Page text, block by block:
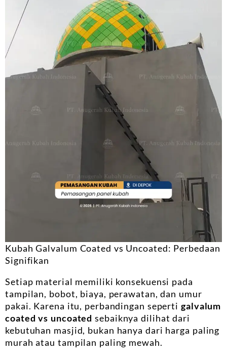
Kubah Galvalum Coated vs Uncoated: Perbedaan
Signifikan
Setiap material memiliki konsekuensi pada
tampilan, bobot, biaya, perawatan, dan umur
pakai. Karena itu, perbandingan seperti galvalum
coated vs uncoated sebaiknya dilihat dari
kebutuhan masjid, bukan hanya dari harga paling
murah atau tampilan paling mewah.